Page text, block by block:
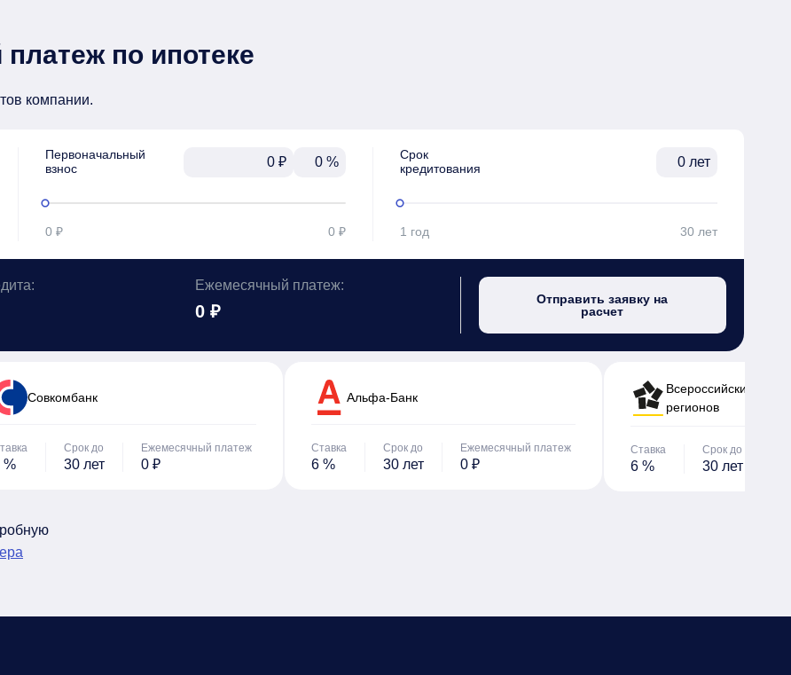
по ипотеке
компании.
Первоначальный
взнос
₽ %
0 ₽ 0 ₽
Срок
кредитования
лет
1 год 30 лет
Ежемесячный платеж:
0 ₽
Отправить заявку на
расчет
Cовкомбанк
%
Срок до
30 лет
Ежемесячный платеж
0 ₽
Альфа-Банк
Ставка
6 %
Срок до
30 лет
Ежемесячный платеж
0 ₽
Всероссийский банк
регионов
Ставка
6 %
Срок до
30 лет